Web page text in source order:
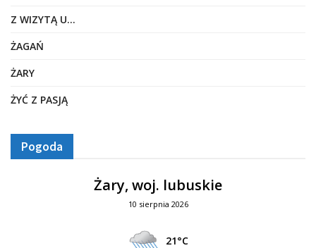
Z WIZYTĄ U…
ŻAGAŃ
ŻARY
ŻYĆ Z PASJĄ
Pogoda
Żary, woj. lubuskie
10 sierpnia 2026
21°C